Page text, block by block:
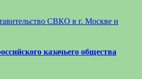
СВКО в г. Москве и
казачьего общества